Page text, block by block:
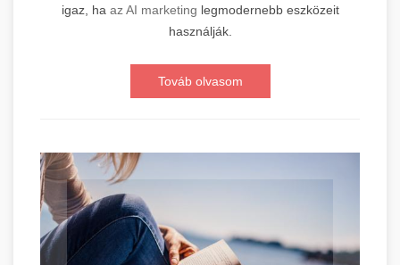
igaz, ha az AI marketing legmodernebb eszközeit
használják.
Továb olvasom